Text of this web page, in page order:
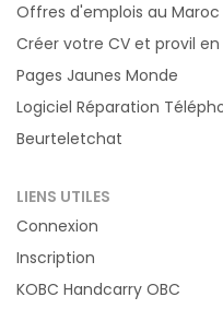
Offres d'emplois au Maroc
Créer votre CV et provil en
Pages Jaunes Monde
Logiciel Réparation
Beurteletchat
LIENS UTILES
Connexion
Inscription
KOBC Handcarry OBC